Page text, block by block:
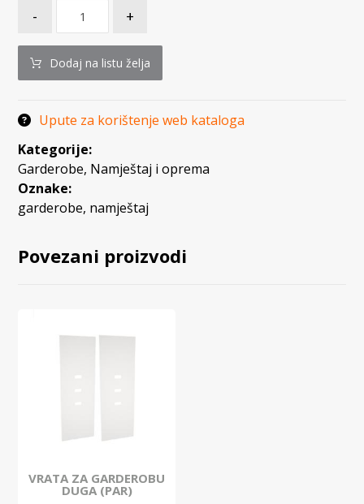
- +
Dodaj na listu želja
Upute za korištenje web kataloga
Kategorije:
Garderobe, Namještaj i oprema
Oznake:
garderobe, namještaj
Povezani proizvodi
VRATA ZA GARDEROBU
DUGA (PAR)